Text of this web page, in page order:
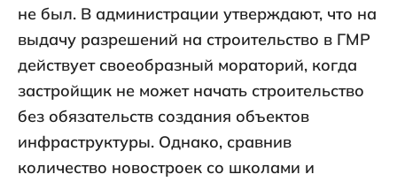
не был. В администрации утверждают, что на
выдачу разрешений на строительство в ГМР
действует своеобразный мораторий, когда
застройщик не может начать строительство
без обязательств создания объектов
инфраструктуры. Однако, сравнив
количество новостроек со школами и